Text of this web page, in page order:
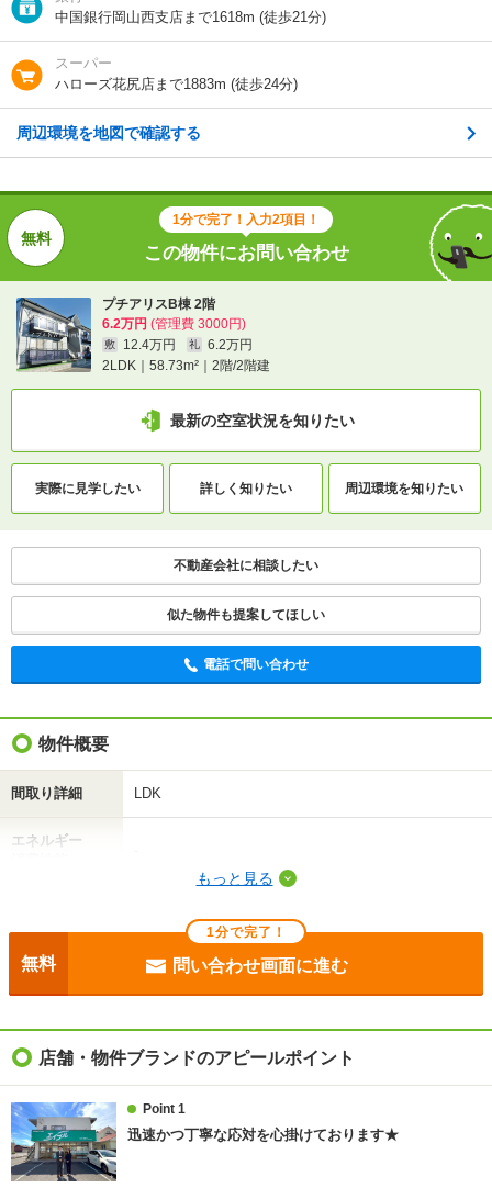
6.2万円 (管理費 3000円)
最新の空室状況を知りたい
知りたい
不動産会社に相談したい
電話で問い合わせ
中国銀行岡山西支店まで1618m (徒歩21分)
スーパー
ハローズ花尻店まで1883m (徒歩24分)
周辺環境を地図で確認する
1分で完了！入力2項目！
この物件にお問い合わせ
プチアリスB棟 2階
6.2万円 (管理費 3000円)
敷 12.4万円 礼
6.2万円
2LDK｜58.73m²｜2階/2階建
最新の空室状況を知りたい
実際に見学したい 詳しく知りたい 周辺環境を知りたい
不動産会社に相談したい
似た物件も提案してほしい
電話で問い合わせ
物件概要
間取り詳細 LDK
エネルギー
目安光熱費
入居 即
契約期間 普通借家 2年
もっと見る
1分で完了！
無料 問い合わせ画面に進む
店舗・物件ブランドのアピールポイント
Point 1
迅速かつ丁寧な応対を心掛けております★